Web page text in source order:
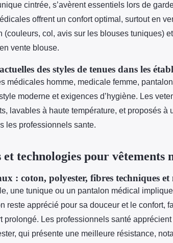
cintrée, s’avèrent essentiels lors de
offrent un confort optimal, surtout en
(couleurs, col, avis sur les blouses tuniques)
vente blouse.
des styles de tenues dans les
médicales homme, medicale femme,
moderne et exigences d’hygiène. Les
lavables à haute température, et proposés à
les professionnels sante.
et technologies pour vêtements
: coton, polyester, fibres techniques et
une tunique ou un pantalon médical implique
reste apprécié pour sa douceur et le confort,
prolongé. Les professionnels santé
qui présente une meilleure résistance,